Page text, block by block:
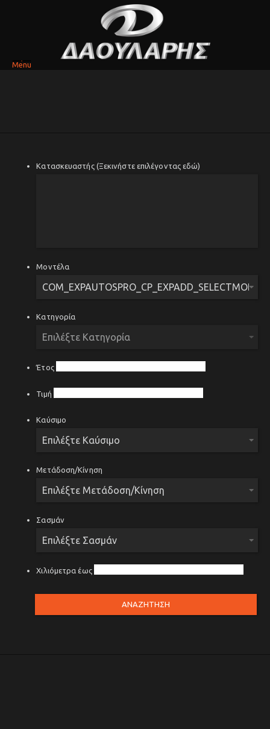
Menu
Κατασκευαστής (Ξεκινήστε επιλέγοντας εδώ)
Μοντέλα
Κατηγορία
Έτος
Τιμή
Καύσιμο
Μετάδοση/Κίνηση
Σασμάν
Χιλιόμετρα έως
ΑΝΑΖΗΤΗΣΗ